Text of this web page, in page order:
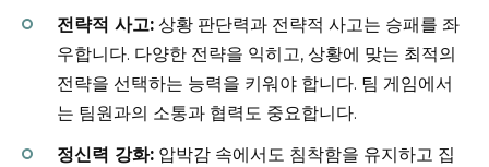
전략적 사고: 상황 판단력과 전략적 사고는 승패를 좌
우합니다. 다양한 전략을 익히고, 상황에 맞는 최적의
전략을 선택하는 능력을 키워야 합니다. 팀 게임에서
는 팀원과의 소통과 협력도 중요합니다.
정신력 강화: 압박감 속에서도 침착함을 유지하고 집